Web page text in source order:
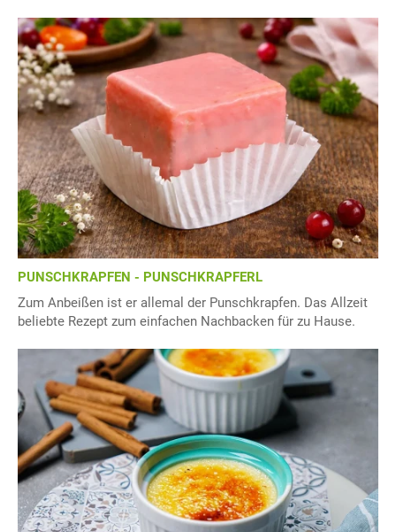
PUNSCHKRAPFEN - PUNSCHKRAPFERL
Zum Anbeißen ist er allemal der Punschkrapfen. Das Allzeit
beliebte Rezept zum einfachen Nachbacken für zu Hause.